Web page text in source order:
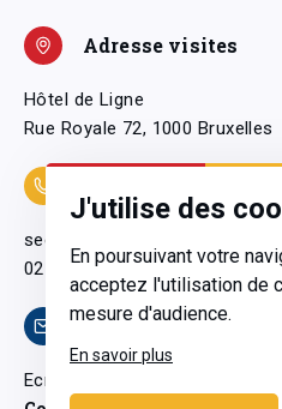
J'utilise des
En poursuivant votre
acceptez l'utilisation de
mesure d'audience.
En savoir plus
Adresse visites
Hôtel de Ligne
Rue Royale 72, 1000 Bruxelles
secretariatgeneral@pfwb.be
02 506 38 11
Contact
Ecrivez-nous